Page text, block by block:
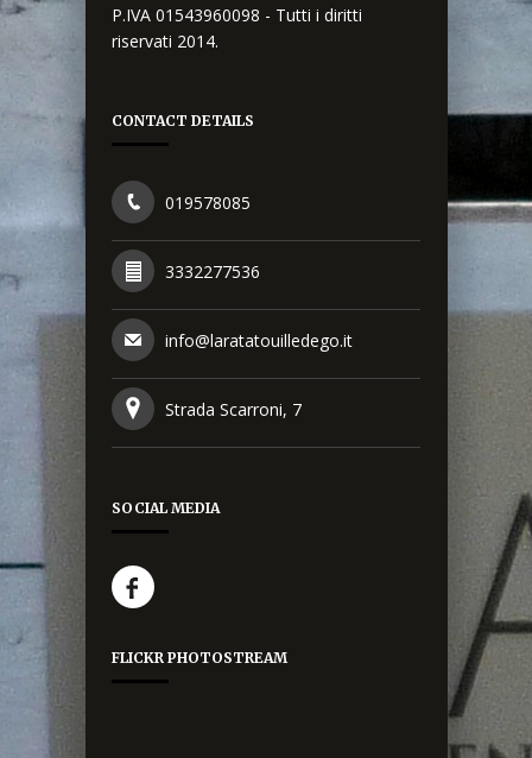
P.IVA 01543960098 - Tutti i diritti
riservati 2014.
CONTACT DETAILS
019578085
3332277536
info@laratatouilledego.it
Strada Scarroni, 7
SOCIAL MEDIA
FLICKR PHOTOSTREAM